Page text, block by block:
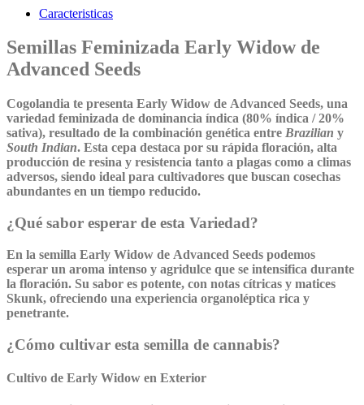
Caracteristicas
Semillas Feminizada Early Widow de
Advanced Seeds
Cogolandia te presenta Early Widow de Advanced Seeds, una
variedad feminizada de dominancia índica (80% índica / 20%
sativa), resultado de la combinación genética entre Brazilian y
South Indian. Esta cepa destaca por su rápida floración, alta
producción de resina y resistencia tanto a plagas como a climas
adversos, siendo ideal para cultivadores que buscan cosechas
abundantes en un tiempo reducido.
¿Qué sabor esperar de esta Variedad?
En la semilla Early Widow de Advanced Seeds podemos
esperar un aroma intenso y agridulce que se intensifica durante
la floración. Su sabor es potente, con notas cítricas y matices
Skunk, ofreciendo una experiencia organoléptica rica y
penetrante.
¿Cómo cultivar esta semilla de cannabis?
Cultivo de Early Widow en Exterior